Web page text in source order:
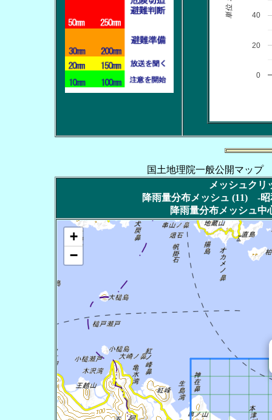
0
20
40
国土地理院一般公開マップ
メッシュクリ
降雨量分布メッシュ (11) -
降雨量分布メッシュ
+
−